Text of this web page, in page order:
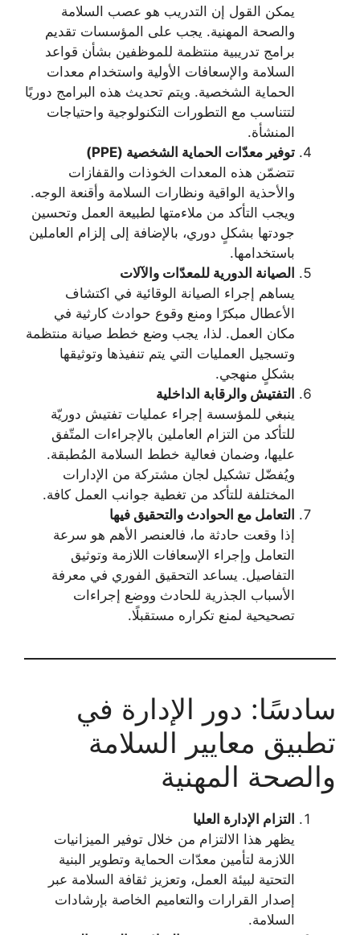
يمكن القول إن التدريب هو عصب السلامة
والصحة المهنية. يجب على المؤسسات تقديم
برامج تدريبية منتظمة للموظفين بشأن قواعد
السلامة والإسعافات الأولية واستخدام معدات
الحماية الشخصية. ويتم تحديث هذه البرامج دوريًا
لتتناسب مع التطورات التكنولوجية واحتياجات
المنشأة.
توفير معدّات الحماية الشخصية (PPE)
تتضمّن هذه المعدات الخوذات والقفازات
والأحذية الواقية ونظارات السلامة وأقنعة الوجه.
ويجب التأكد من ملاءمتها لطبيعة العمل وتحسين
جودتها بشكلٍ دوري، بالإضافة إلى إلزام العاملين
باستخدامها.
الصيانة الدورية للمعدّات والآلات
يساهم إجراء الصيانة الوقائية في اكتشاف
الأعطال مبكرًا ومنع وقوع حوادث كارثية في
مكان العمل. لذا، يجب وضع خطط صيانة منتظمة
وتسجيل العمليات التي يتم تنفيذها وتوثيقها
بشكلٍ منهجي.
التفتيش والرقابة الداخلية
ينبغي للمؤسسة إجراء عمليات تفتيش دوريّة
للتأكد من التزام العاملين بالإجراءات المتّفق
عليها، وضمان فعالية خطط السلامة المُطبقة.
ويُفضّل تشكيل لجان مشتركة من الإدارات
المختلفة للتأكد من تغطية جوانب العمل كافة.
التعامل مع الحوادث والتحقيق فيها
إذا وقعت حادثة ما، فالعنصر الأهم هو سرعة
التعامل وإجراء الإسعافات اللازمة وتوثيق
التفاصيل. يساعد التحقيق الفوري في معرفة
الأسباب الجذرية للحادث ووضع إجراءات
تصحيحية لمنع تكراره مستقبلًا.
سادسًا: دور الإدارة في
تطبيق معايير السلامة
والصحة المهنية
التزام الإدارة العليا
يظهر هذا الالتزام من خلال توفير الميزانيات
اللازمة لتأمين معدّات الحماية وتطوير البنية
التحتية لبيئة العمل، وتعزيز ثقافة السلامة عبر
إصدار القرارات والتعاميم الخاصة بإرشادات
السلامة.